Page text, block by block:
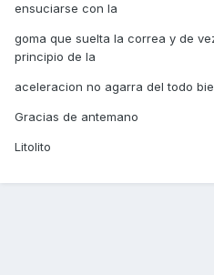
ensuciarse con la
goma que suelta la correa y de
principio de la
aceleracion no agarra del todo
Gracias de antemano
Litolito